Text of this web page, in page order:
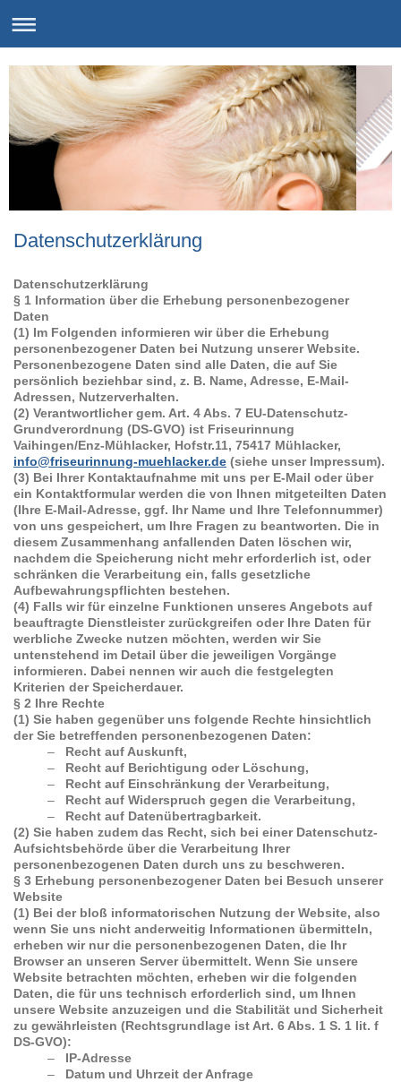
Datenschutzerklärung
Datenschutzerklärung
§ 1 Information über die Erhebung personenbezogener
Daten
(1) Im Folgenden informieren wir über die Erhebung
personenbezogener Daten bei Nutzung unserer Website.
Personenbezogene Daten sind alle Daten, die auf Sie
persönlich beziehbar sind, z. B. Name, Adresse, E-Mail-
Adressen, Nutzerverhalten.
(2) Verantwortlicher gem. Art. 4 Abs. 7 EU-Datenschutz-
Grundverordnung (DS-GVO) ist Friseurinnung
Vaihingen/Enz-Mühlacker, Hofstr.11, 75417 Mühlacker,
info@friseurinnung-muehlacker.de (siehe unser Impressum).
(3) Bei Ihrer Kontaktaufnahme mit uns per E-Mail oder über
ein Kontaktformular werden die von Ihnen mitgeteilten Daten
(Ihre E-Mail-Adresse, ggf. Ihr Name und Ihre Telefonnummer)
von uns gespeichert, um Ihre Fragen zu beantworten. Die in
diesem Zusammenhang anfallenden Daten löschen wir,
nachdem die Speicherung nicht mehr erforderlich ist, oder
schränken die Verarbeitung ein, falls gesetzliche
Aufbewahrungspflichten bestehen.
(4) Falls wir für einzelne Funktionen unseres Angebots auf
beauftragte Dienstleister zurückgreifen oder Ihre Daten für
werbliche Zwecke nutzen möchten, werden wir Sie
untenstehend im Detail über die jeweiligen Vorgänge
informieren. Dabei nennen wir auch die festgelegten
Kriterien der Speicherdauer.
§ 2 Ihre Rechte
(1) Sie haben gegenüber uns folgende Rechte hinsichtlich
der Sie betreffenden personenbezogenen Daten:
– Recht auf Auskunft,
– Recht auf Berichtigung oder Löschung,
– Recht auf Einschränkung der Verarbeitung,
– Recht auf Widerspruch gegen die Verarbeitung,
– Recht auf Datenübertragbarkeit.
(2) Sie haben zudem das Recht, sich bei einer Datenschutz-
Aufsichtsbehörde über die Verarbeitung Ihrer
personenbezogenen Daten durch uns zu beschweren.
§ 3 Erhebung personenbezogener Daten bei Besuch unserer
Website
(1) Bei der bloß informatorischen Nutzung der Website, also
wenn Sie uns nicht anderweitig Informationen übermitteln,
erheben wir nur die personenbezogenen Daten, die Ihr
Browser an unseren Server übermittelt. Wenn Sie unsere
Website betrachten möchten, erheben wir die folgenden
Daten, die für uns technisch erforderlich sind, um Ihnen
unsere Website anzuzeigen und die Stabilität und Sicherheit
zu gewährleisten (Rechtsgrundlage ist Art. 6 Abs. 1 S. 1 lit. f
DS-GVO):
– IP-Adresse
– Datum und Uhrzeit der Anfrage